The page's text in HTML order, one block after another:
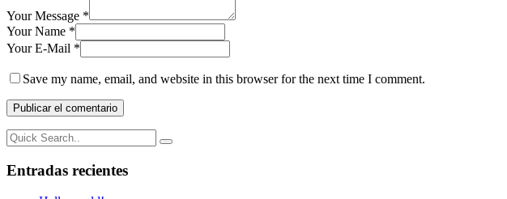
Your Message *
Your Name *
Your E-Mail *
Save my name, email, and website in this browser for the next time I comment.
Entradas recientes